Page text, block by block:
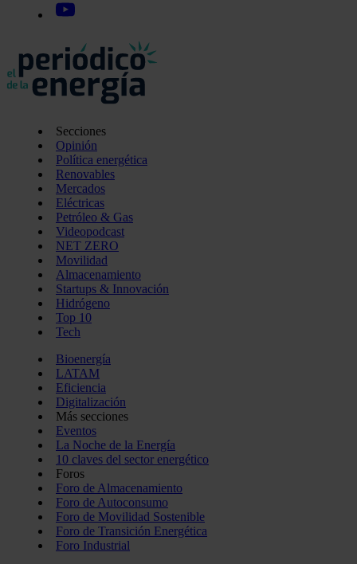
Secciones
Opinión
Política energética
Renovables
Mercados
Eléctricas
Petróleo & Gas
Videopodcast
NET ZERO
Movilidad
Almacenamiento
Startups & Innovación
Hidrógeno
Top 10
Tech
Bioenergía
LATAM
Eficiencia
Digitalización
Más secciones
Eventos
La Noche de la Energía
10 claves del sector energético
Foros
Foro de Almacenamiento
Foro de Autoconsumo
Foro de Movilidad Sostenible
Foro de Transición Energética
Foro Industrial